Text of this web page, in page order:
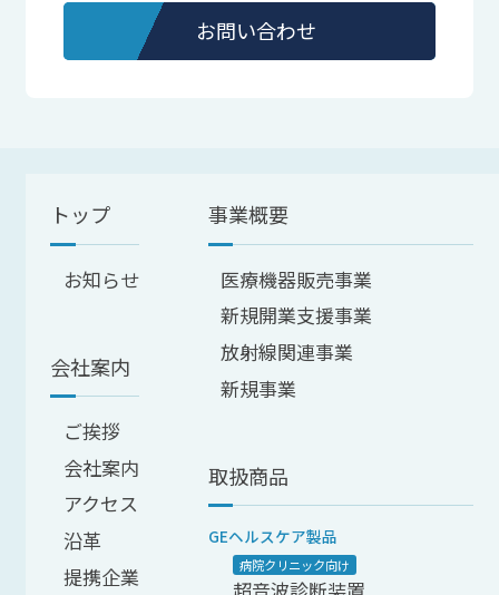
お問い合わせ
トップ
お知らせ
会社案内
ご挨拶
会社案内
アクセス
沿革
提携企業
事業概要
医療機器販売事業
新規開業支援事業
放射線関連事業
新規事業
取扱商品
GEヘルスケア製品
病院クリニック向け